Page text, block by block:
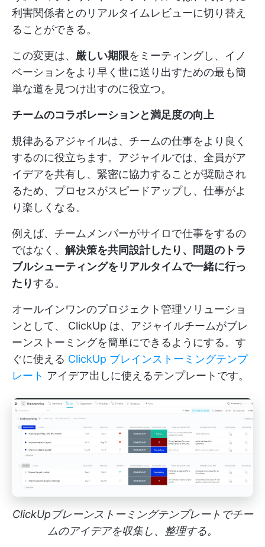
利害関係者とのリアルタイムレビューに切り替え
ることができる。
この変更は、 厳しい期限をミーティングし、イノ
ベーションをより早く世に送り出すための最も簡
単な道を見つけ出すのに役立つ。
チームのコラボレーションと満足度の向上
規律あるアジャイルは、チームの仕事をより良く
するのに役立ちます。アジャイルでは、全員がア
イデアを共有し、緊密に協力することが奨励され
るため、プロセスがスピードアップし、仕事がよ
り楽しくなる。
例えば、チームメンバーがサイロで仕事をするの
ではなく、 解決策を共同設計したり、問題のトラ
ブルシューティングをリアルタイムで一緒に行っ
たりする。
オールインワンのプロジェクト管理ソリューショ
ンとして、 ClickUp は、アジャイルチームがブレ
ーンストーミングを簡単にできるようにする。す
ぐに使える ClickUp ブレインストーミングテンプ
レート アイデア出しに使えるテンプレートです。
ClickUpブレーンストーミングテンプレートでチー
ムのアイデアを収集し、整理する。